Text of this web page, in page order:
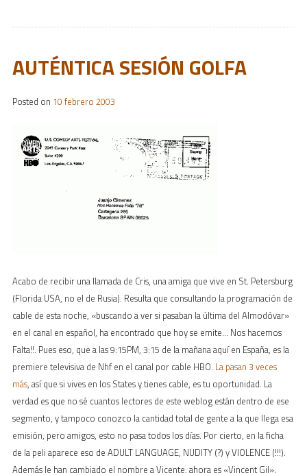
AUTÉNTICA SESIÓN GOLFA
Posted on 10 febrero 2003
Acabo de recibir una llamada de Cris, una amiga que vive en St. Petersburg
(Florida USA, no el de Rusia). Resulta que consultando la programación de
cable de esta noche, «buscando a ver si pasaban la última del Almodóvar»
en el canal en español, ha encontrado que hoy se emite… Nos hacemos
Falta!!. Pues eso, que a las 9:15PM, 3:15 de la mañana aquí en España, es la
premiere televisiva de Nhf en el canal por cable HBO. La pasan 3 veces
más, así que si vives en los States y tienes cable, es tu oportunidad. La
verdad es que no sé cuantos lectores de este weblog están dentro de ese
segmento, y tampoco conozco la cantidad total de gente a la que llega esa
emisión, pero amigos, esto no pasa todos los días. Por cierto, en la ficha
de la peli aparece eso de ADULT LANGUAGE, NUDITY (?) y VIOLENCE (!!!).
Además le han cambiado el nombre a Vicente, ahora es «Vincent Gil».